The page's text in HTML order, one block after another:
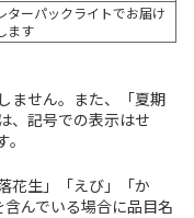
ターパックライトでお届け
ます
ません。また、「夏期
、記号での表示はせ
花生」「えび」「か
んでいる場合に品目名